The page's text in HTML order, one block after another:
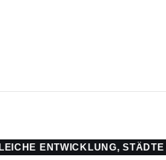
ENTWICKLUNG,